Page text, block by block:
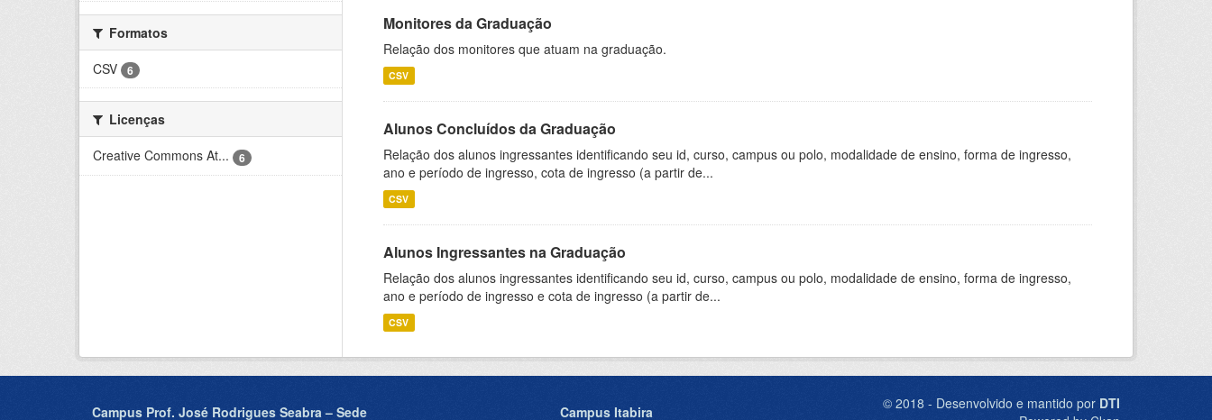
Formatos
CSV
6
Licenças
Creative Commons At...
6
Monitores da Graduação
Relação dos monitores que atuam na graduação.
CSV
Alunos Concluídos da Graduação
Relação dos alunos ingressantes identificando seu id, curso, campus ou polo, modalidade de ensino, forma de ingresso,
ano e período de ingresso, cota de ingresso (a partir de...
CSV
Alunos Ingressantes na Graduação
Relação dos alunos ingressantes identificando seu id, curso, campus ou polo, modalidade de ensino, forma de ingresso,
ano e período de ingresso e cota de ingresso (a partir de...
CSV
Campus Prof. José Rodrigues Seabra – Sede Campus Itabira © 2018 - Desenvolvido e mantido por DTI